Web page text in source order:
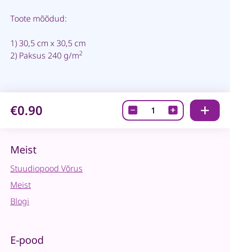
Toote mõõdud:
1) 30,5 cm x 30,5 cm
2) Paksus 240 g/m2
€0.90
Disainpaber-
Mintay
Meist
Stuudiopood Võrus
Meist
Blogi
E-pood